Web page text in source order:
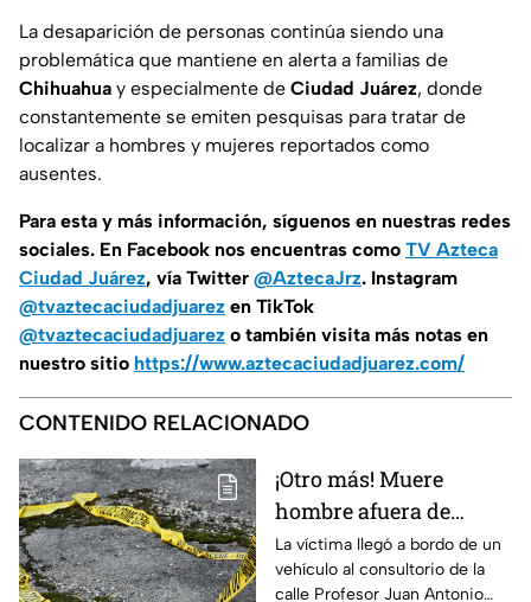
La desaparición de personas continúa siendo una
problemática que mantiene en alerta a familias de
Chihuahua y especialmente de Ciudad Juárez, donde
constantemente se emiten pesquisas para tratar de
localizar a hombres y mujeres reportados como
ausentes.
Para esta y más información, síguenos en nuestras redes
sociales. En Facebook nos encuentras como TV Azteca
Ciudad Juárez, vía Twitter @AztecaJrz. Instagram
@tvaztecaciudadjuarez en TikTok
@tvaztecaciudadjuarez o también visita más notas en
nuestro sitio https://www.aztecaciudadjuarez.com/
CONTENIDO RELACIONADO
¡Otro más! Muere
hombre afuera de
farmacia tras sufrir
una descarga eléctrica
La víctima llegó a bordo de un
vehículo al consultorio de la
calle Profesor Juan Antonio